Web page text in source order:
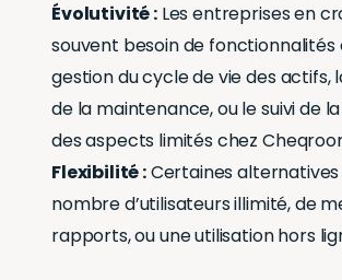
Évolutivité :Les entreprises en
souvent besoin de
gestion du cycle de vie des actifs,
de la maintenance, ou le suivi de
des aspects limités chez
Flexibilité :Certaines
nombre d’utilisateurs illimité, de
rapports, ou une utilisation hors